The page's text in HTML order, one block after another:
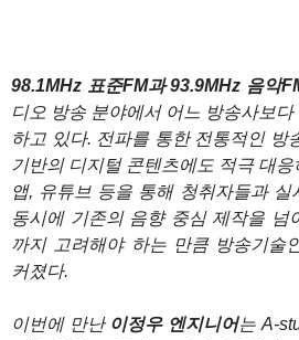
98.1MHz 표준FM과 93.9MHz 음악
디오 방송 분야에서 어느 방송사보
하고 있다. 전파를 통한 전통적인 방
기반의 디지털 콘텐츠에도 적극 대
앱, 유튜브 등을 통해 청취자들과 실
동시에 기존의 음향 중심 제작을 넘
까지 고려해야 하는 만큼 방송기술
커졌다.
이번에 만난 이정우 엔지니어는 A-